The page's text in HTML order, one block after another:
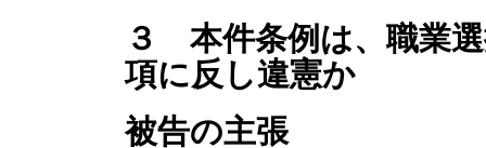
３ 本件条例は、職業
項に反し違憲か
被告の主張